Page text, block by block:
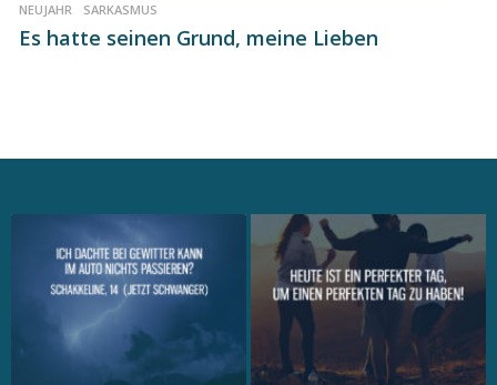
NEUJAHR ,SARKASMUS
Es hatte seinen Grund, meine Lieben